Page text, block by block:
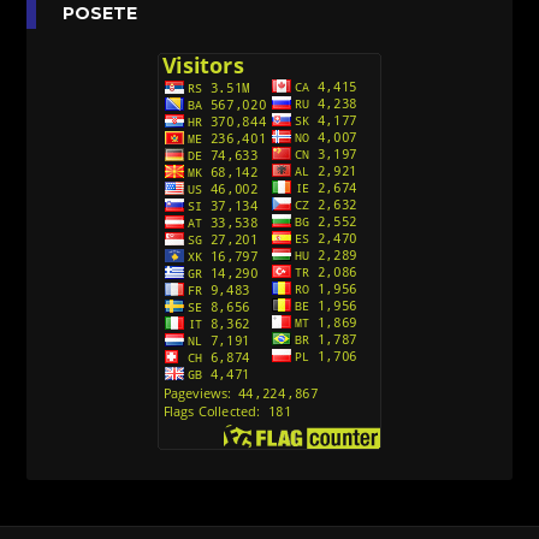
Anatane: Saving the Children of Okura
Avanture Kida Opasnost (Sinhronizovano na
Action Man (Sinhronizovano na Hrvatski)
Action Man (2000) Sinhronizovano na Hrvatski
Andjeoski Prijatelji (Sinhronizovano na Srpski)
Ajkuca (Sharkdog) Sinhronizovano na Srpski
Alvin i veverice (Alvinnn!!! And the Chipmunks)
Sinhronizovano na Srpski
POSETE